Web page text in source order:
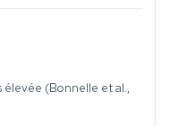
élevée (Bonnelle et al.,